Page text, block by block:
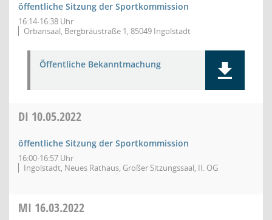
öffentliche Sitzung der Sportkommission
16:14-16:38 Uhr
Orbansaal, Bergbräustraße 1, 85049 Ingolstadt
Öffentliche Bekanntmachung
DI 10.05.2022
öffentliche Sitzung der Sportkommission
16:00-16:57 Uhr
Ingolstadt, Neues Rathaus, Großer Sitzungssaal, II. OG
MI 16.03.2022